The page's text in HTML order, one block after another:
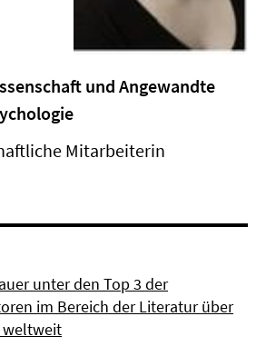
und Angewandte
Mitarbeiterin
unter den Top 3 der
im Bereich der Literatur über
weltweit